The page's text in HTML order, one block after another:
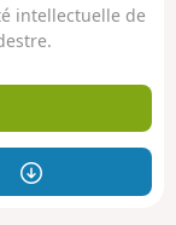
intellectuelle de